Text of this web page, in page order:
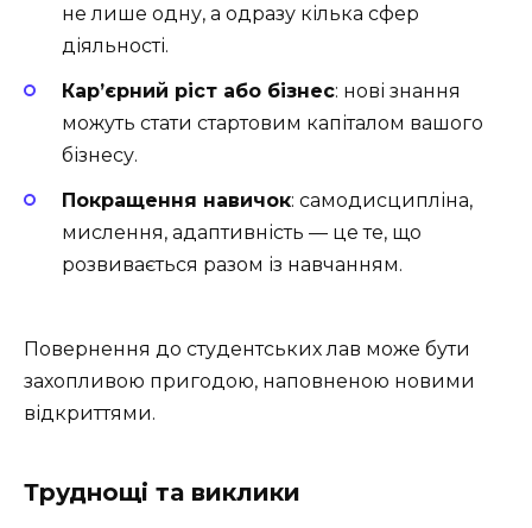
не лише одну, а одразу кілька сфер
діяльності.
Кар’єрний ріст або бізнес: нові знання
можуть стати стартовим капіталом вашого
бізнесу.
Покращення навичок: самодисципліна,
мислення, адаптивність — це те, що
розвивається разом із навчанням.
Повернення до студентських лав може бути
захопливою пригодою, наповненою новими
відкриттями.
Труднощі та виклики